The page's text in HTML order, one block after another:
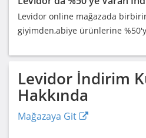
Levidor online mağazada
giyimden,abiye ürünlerine
Levidor İndirim
Hakkında
Mağazaya Git